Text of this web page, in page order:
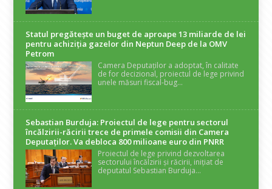
Statul pregătește un buget de aproape 13 miliarde de lei
pentru achiziția gazelor din Neptun Deep de la OMV
Petrom
Camera Deputaților a adoptat, în calitate
de for decizional, proiectul de lege privind
unele măsuri fiscal-bug...
Sebastian Burduja: Proiectul de lege pentru sectorul
încălzirii-răcirii trece de primele comisii din Camera
Deputaților. Va debloca 800 milioane euro din PNRR
Proiectul de lege privind dezvoltarea
sectorului încălzirii și răcirii, inițiat de
deputatul Sebastian Burduja...